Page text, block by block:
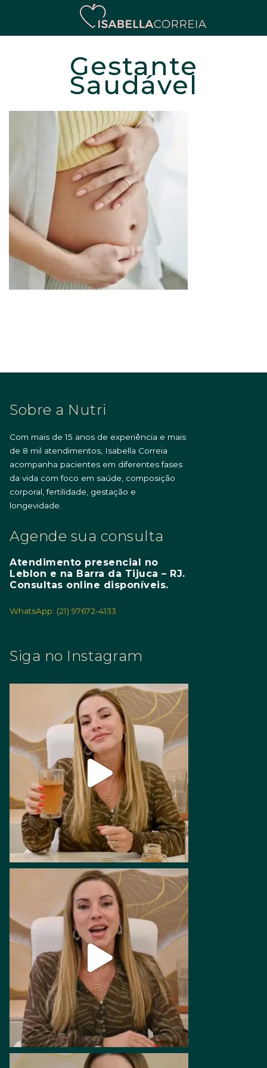
Gestante
Saudável
Sobre a Nutri
Com mais de 15 anos de experiência e mais
de 8 mil atendimentos, Isabella Correia
acompanha pacientes em diferentes fases
da vida com foco em saúde, composição
corporal, fertilidade, gestação e
longevidade.
Agende sua consulta
Atendimento presencial no
Leblon e na Barra da Tijuca – RJ.
Consultas online disponíveis.
WhatsApp: (21) 97672-4133
Siga no Instagram